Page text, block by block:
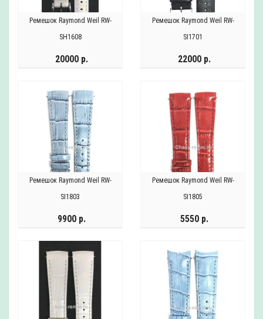
Ремешок Raymond Weil RW-
SH1608
20000 р.
Ремешок Raymond Weil RW-
SI1701
22000 р.
Ремешок Raymond Weil RW-
SI1803
9900 р.
Ремешок Raymond Weil RW-
SI1805
5550 р.